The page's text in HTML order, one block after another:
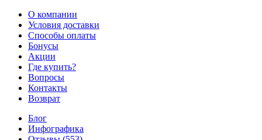
О компании
Условия доставки
Способы оплаты
Бонусы
Акции
Где купить?
Вопросы
Контакты
Возврат
Блог
Инфографика